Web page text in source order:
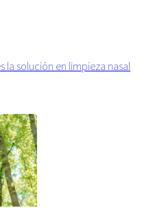
la solución en limpieza nasal